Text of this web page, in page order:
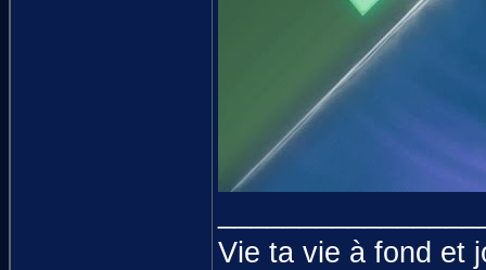
Vie ta vie à fond et